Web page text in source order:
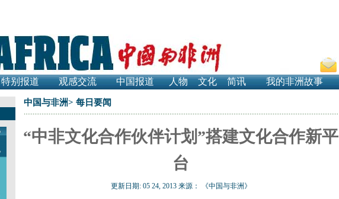
特别报道 观感交流 中国报道 人物 文化 简讯 我的非洲故事
中国与非洲> 每日要闻
“中非文化合作伙伴计划”搭建文化合作新平
台
更新日期: 05 24, 2013 来源： 《中国与非洲》